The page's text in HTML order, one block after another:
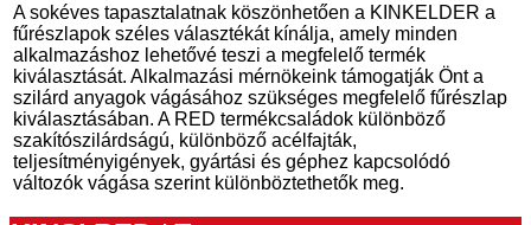
A sokéves tapasztalatnak köszönhetően a KINKELDER a
fűrészlapok széles választékát kínálja, amely minden
alkalmazáshoz lehetővé teszi a megfelelő termék
kiválasztását. Alkalmazási mérnökeink támogatják Önt a
szilárd anyagok vágásához szükséges megfelelő fűrészlap
kiválasztásában. A RED termékcsaládok különböző
szakítószilárdságú, különböző acélfajták,
teljesítményigények, gyártási és géphez kapcsolódó
változók vágása szerint különböztethetők meg.